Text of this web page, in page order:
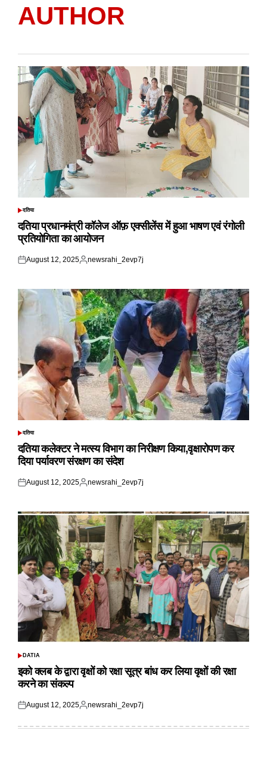
AUTHOR
POSTED
दतिया
दतिया प्रधानमंत्री कॉलेज ऑफ़ एक्सीलेंस में हुआ भाषण एवं रंगोली
प्रतियोगिता का आयोजन
Posted
August 12, 2025
Posted
newsrahi_2evp7j
POSTED
दतिया
दतिया कलेक्टर ने मत्स्य विभाग का निरीक्षण किया,वृक्षारोपण कर
दिया पर्यावरण संरक्षण का संदेश
Posted
August 12, 2025
Posted
newsrahi_2evp7j
POSTED
DATIA
इको क्लब के द्वारा वृक्षों को रक्षा सूत्र बांध कर लिया वृक्षों की रक्षा
करने का संकल्प
Posted
August 12, 2025
Posted
newsrahi_2evp7j